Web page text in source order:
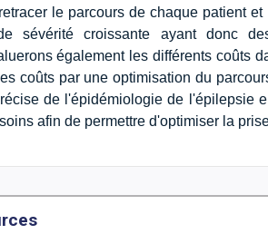
le parcours de chaque patient
sévérité croissante ayant donc
également les différents coûts
coûts par une optimisation du
de l'épidémiologie de l'épilepsie
afin de permettre d'optimiser la